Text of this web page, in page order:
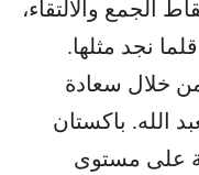
الجمع والالتقاء،
نجد مثلها.
خلال سعادة
الله. باكستان
على مستوى